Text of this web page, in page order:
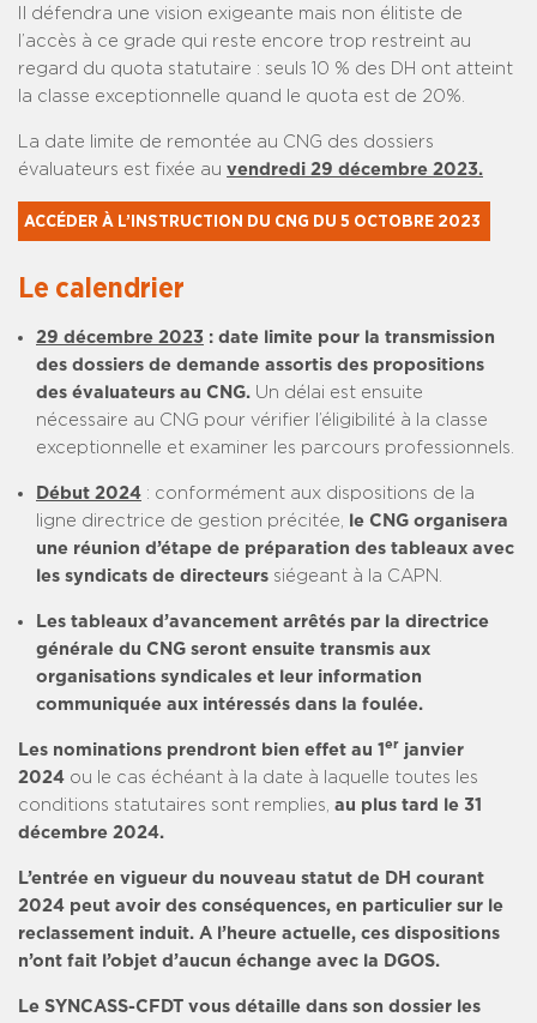
Il défendra une vision exigeante mais non élitiste de
l’accès à ce grade qui reste encore trop restreint au
regard du quota statutaire : seuls 10 % des DH ont atteint
la classe exceptionnelle quand le quota est de 20%.
La date limite de remontée au CNG des dossiers
évaluateurs est fixée au vendredi 29 décembre 2023.
ACCÉDER À L’INSTRUCTION DU CNG DU 5 OCTOBRE 2023
Le calendrier
29 décembre 2023 : date limite pour la transmission
des dossiers de demande assortis des propositions
des évaluateurs au CNG. Un délai est ensuite
nécessaire au CNG pour vérifier l’éligibilité à la classe
exceptionnelle et examiner les parcours professionnels.
Début 2024 : conformément aux dispositions de la
ligne directrice de gestion précitée, le CNG organisera
une réunion d’étape de préparation des tableaux avec
les syndicats de directeurs siégeant à la CAPN.
Les tableaux d’avancement arrêtés par la directrice
générale du CNG seront ensuite transmis aux
organisations syndicales et leur information
communiquée aux intéressés dans la foulée.
Les nominations prendront bien effet au 1 er janvier
2024 ou le cas échéant à la date à laquelle toutes les
conditions statutaires sont remplies, au plus tard le 31
décembre 2024.
L’entrée en vigueur du nouveau statut de DH courant
2024 peut avoir des conséquences, en particulier sur le
reclassement induit. A l’heure actuelle, ces dispositions
n’ont fait l’objet d’aucun échange avec la DGOS.
Le SYNCASS-CFDT vous détaille dans son dossier les